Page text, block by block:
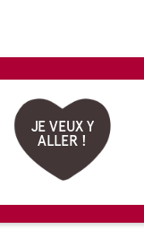
JE VEUX Y
ALLER !